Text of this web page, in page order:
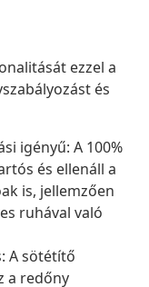
ezzel a
és
igényű: A 100%
és ellenáll a
is, jellemzően
ruhával való
A sötétítő
a redőny